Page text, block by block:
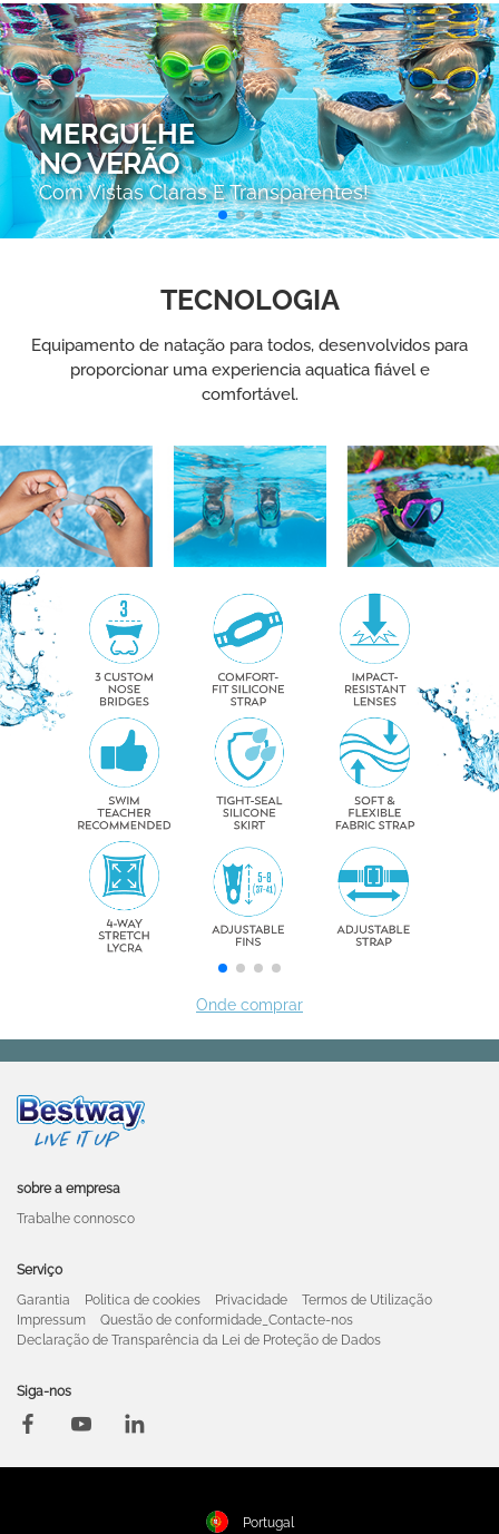
sobre a empresa
Trabalhe connosco
Serviço
Garantia
Politica de cookies Privacidade
Termos de Utilização
Impressum
Questão de conformidade_Contacte-nos
Declaração de Transparência da Lei de Proteção de Dados
Siga-nos
Portugal